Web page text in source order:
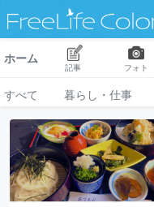
ホーム
記事 フォト
すべて 暮らし・仕事